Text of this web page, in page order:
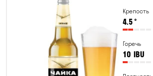
Крепость
4.5°
Горечь
10 IBU